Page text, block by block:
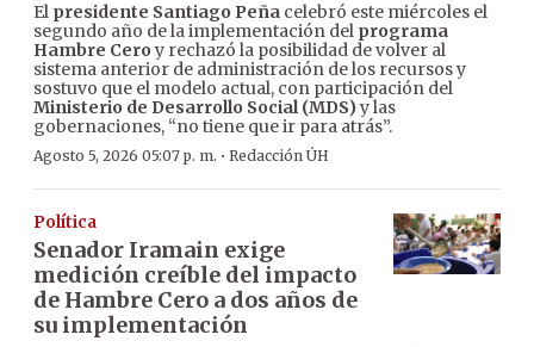
El presidente Santiago Peña celebró este miércoles el
segundo año de la implementación del programa
Hambre Cero y rechazó la posibilidad de volver al
sistema anterior de administración de los recursos y
sostuvo que el modelo actual, con participación del
Ministerio de Desarrollo Social (MDS)y las
gobernaciones, “no tiene que ir para atrás”.
Agosto 5, 2026 05:07 p. m. · Redacción ÚH
Política
Senador Iramain exige
medición creíble del impacto
de Hambre Cero a dos años de
su implementación